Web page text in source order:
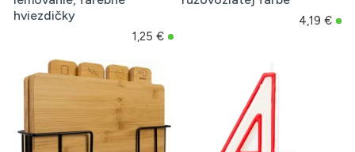
hviezdičky
1,25 €
4,19 €